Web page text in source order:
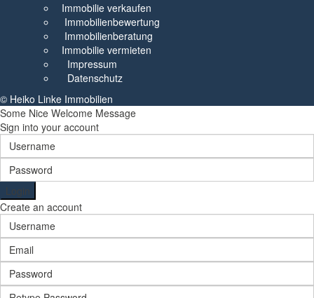
Immobilie verkaufen
Immobilienbewertung
Immobilienberatung
Immobilie vermieten
Impressum
Datenschutz
© Heiko Linke Immobilien
Some Nice Welcome Message
Sign into your account
Login
Create an account